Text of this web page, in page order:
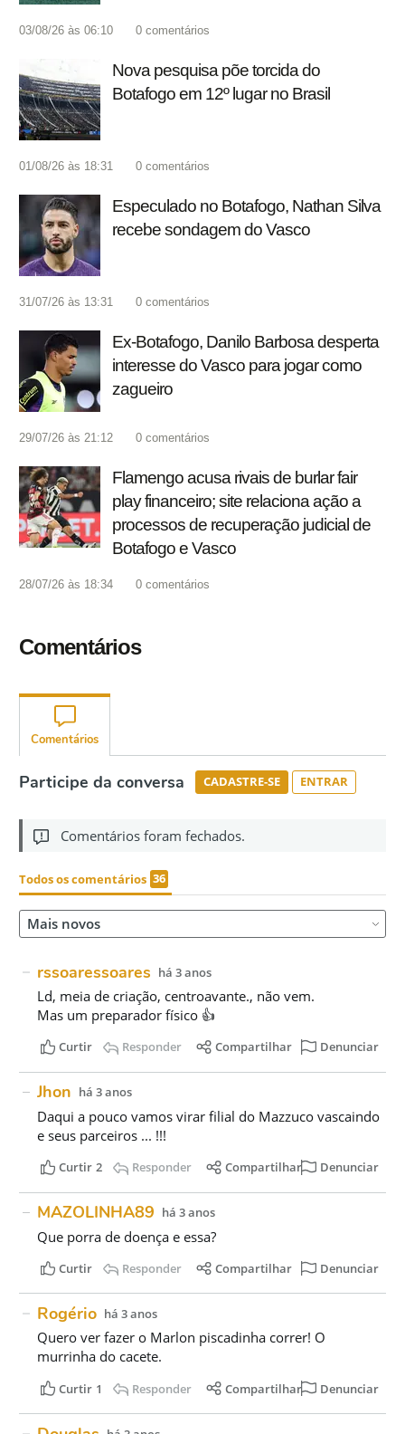
03/08/26 às 06:10 0 comentários
Nova pesquisa põe torcida do
Botafogo em 12º lugar no Brasil
01/08/26 às 18:31 0 comentários
Especulado no Botafogo, Nathan Silva
recebe sondagem do Vasco
31/07/26 às 13:31 0 comentários
Ex-Botafogo, Danilo Barbosa desperta
interesse do Vasco para jogar como
zagueiro
29/07/26 às 21:12 0 comentários
Flamengo acusa rivais de burlar fair
play financeiro; site relaciona ação a
processos de recuperação judicial de
Botafogo e Vasco
28/07/26 às 18:34 0 comentários
Comentários